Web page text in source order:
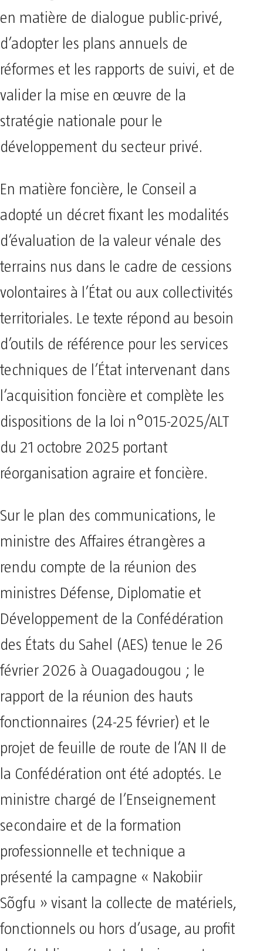
en matière de dialogue public-privé,
d’adopter les plans annuels de
réformes et les rapports de suivi, et de
valider la mise en œuvre de la
stratégie nationale pour le
développement du secteur privé.
En matière foncière, le Conseil a
adopté un décret fixant les modalités
d’évaluation de la valeur vénale des
terrains nus dans le cadre de cessions
volontaires à l’État ou aux collectivités
territoriales. Le texte répond au besoin
d’outils de référence pour les services
techniques de l’État intervenant dans
l’acquisition foncière et complète les
dispositions de la loi n°015-2025/ALT
du 21 octobre 2025 portant
réorganisation agraire et foncière.
Sur le plan des communications, le
ministre des Affaires étrangères a
rendu compte de la réunion des
ministres Défense, Diplomatie et
Développement de la Confédération
des États du Sahel (AES) tenue le 26
février 2026 à Ouagadougou ; le
rapport de la réunion des hauts
fonctionnaires (24-25 février) et le
projet de feuille de route de l’AN II de
la Confédération ont été adoptés. Le
ministre chargé de l’Enseignement
secondaire et de la formation
professionnelle et technique a
présenté la campagne « Nakobiir
Sõgfu » visant la collecte de matériels,
fonctionnels ou hors d’usage, au profit